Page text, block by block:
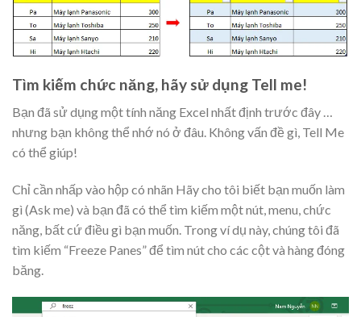
Tìm kiếm chức năng, hãy sử dụng Tell me!
Bạn đã sử dụng một tính năng Excel nhất định trước đây …
nhưng bạn không thể nhớ nó ở đâu. Không vấn đề gì, Tell Me
có thể giúp!
Chỉ cần nhấp vào hộp có nhãn Hãy cho tôi biết bạn muốn làm
gì (Ask me) và bạn đã có thể tìm kiếm một nút, menu, chức
năng, bất cứ điều gì bạn muốn. Trong ví dụ này, chúng tôi đã
tìm kiếm “Freeze Panes” để tìm nút cho các cột và hàng đóng
băng.